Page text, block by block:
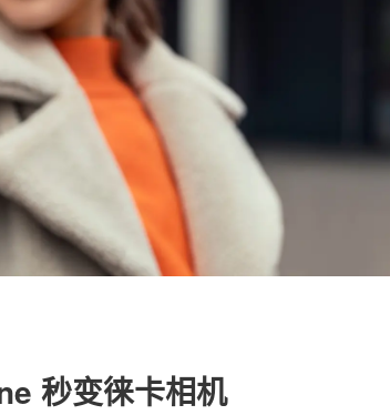
科 技
关于我们 联系我们
秒变徕卡相机